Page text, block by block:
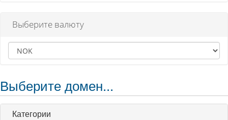
Выберите валюту
Выберите домен...
Категории